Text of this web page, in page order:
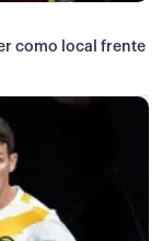
como local frente